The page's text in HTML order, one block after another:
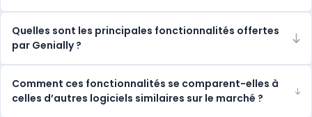
Quelles sont les principales fonctionnalités offertes
par Genially ?
Comment ces fonctionnalités se comparent-elles à
celles d’autres logiciels similaires sur le marché ?